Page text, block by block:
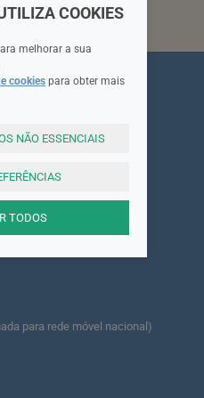
Subscrever
nos
para rede móvel nacional)
COOKIES
melhorar a sua
cookies para obter mais
NÃO ESSENCIAIS
TODOS